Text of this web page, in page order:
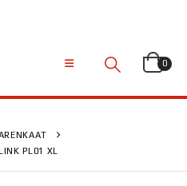
0
PL01 XL